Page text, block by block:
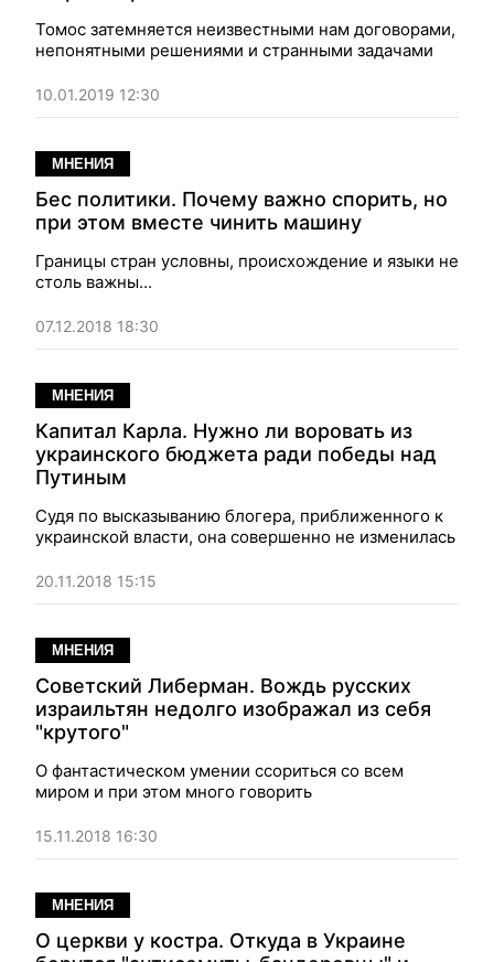
Томос затемняется неизвестными нам договорами,
непонятными решениями и странными задачами
10.01.2019 12:30
МНЕНИЯ
Бес политики. Почему важно спорить, но
при этом вместе чинить машину
Границы стран условны, происхождение и языки не
столь важны...
07.12.2018 18:30
МНЕНИЯ
Капитал Карла. Нужно ли воровать из
украинского бюджета ради победы над
Путиным
Судя по высказыванию блогера, приближенного к
украинской власти, она совершенно не изменилась
20.11.2018 15:15
МНЕНИЯ
Советский Либерман. Вождь русских
израильтян недолго изображал из себя
"крутого"
О фантастическом умении ссориться со всем
миром и при этом много говорить
15.11.2018 16:30
МНЕНИЯ
О церкви у костра. Откуда в Украине